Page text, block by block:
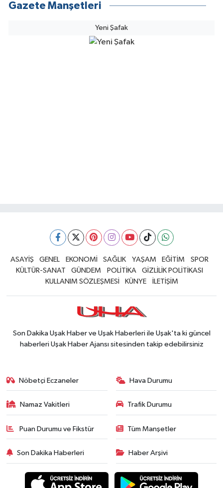
Gazete Manşetleri
Yeni Şafak
ASAYİŞ GENEL EKONOMİ SAĞLIK YAŞAM EĞİTİM
SPOR
KÜLTÜR-SANAT
GÜNDEM POLİTİKA
GİZLİLİK POLİTİKASI
KULLANIM SÖZLEŞMESİ
KÜNYE İLETİŞİM
Son Dakika Uşak Haber ve Uşak Haberleri ile Uşak'ta ki güncel
haberleri Uşak Haber Ajansı sitesinden takip edebilirsiniz
Nöbetçi Eczaneler Hava Durumu
Namaz Vakitleri Trafik Durumu
Puan Durumu ve Fikstür Tüm Manşetler
Son Dakika Haberleri Haber Arşivi